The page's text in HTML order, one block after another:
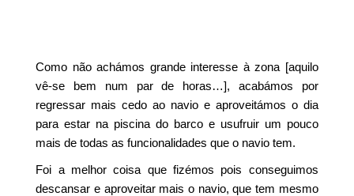
Como não achámos grande interesse à zona [aquilo
vê-se bem num par de horas…], acabámos por
regressar mais cedo ao navio e aproveitámos o dia
para estar na piscina do barco e usufruir um pouco
mais de todas as funcionalidades que o navio tem.
Foi a melhor coisa que fizémos pois conseguimos
descansar e aproveitar mais o navio, que tem mesmo